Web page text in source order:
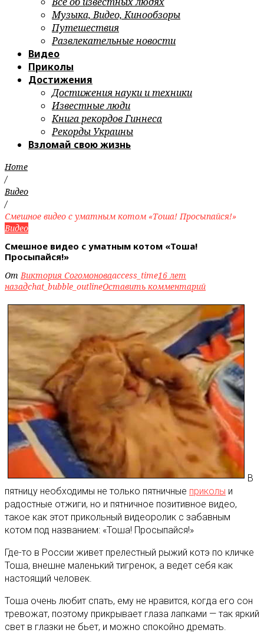
Музыка, Видео, Кинообзоры
Путешествия
Развлекательные новости
Видео
Приколы
Достижения
Достижения науки и техники
Известные люди
Книга рекордов Гиннеса
Рекорды Украины
Взломай свою жизнь
Home
/
Видео
/
Смешное видео с уматным котом «Тоша! Просыпайся!»
Видео
Смешное видео с уматным котом «Тоша!
Просыпайся!»
ОтВиктория Согомоноваaccess_time16 лет
назадchat_bubble_outlineОставить комментарий
В
пятницу необходимы не только пятничные приколы и
радостные отжиги, но и пятничное позитивное видео,
такое как этот прикольный видеоролик с забавным
котом под названием: «Тоша! Просыпайся!»
Где-то в России живет прелестный рыжий котэ по кличке
Тоша, внешне маленький тигренок, а ведет себя как
настоящий человек.
Тоша очень любит спать, ему не нравится, когда его сон
тревожат, поэтому прикрывает глаза лапками — так яркий
свет в глазки не бьет, и можно спокойно дремать.